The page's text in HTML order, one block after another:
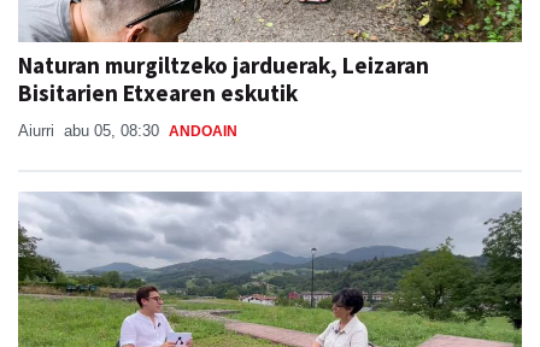
Naturan murgiltzeko jarduerak, Leizaran
Bisitarien Etxearen eskutik
Aiurri abu 05, 08:30 ANDOAIN